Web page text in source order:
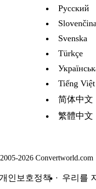
Русский
Slovenčina
Svenska
Türkçe
Tiếng Việt
简体中文
繁體中文
2026 Convertworld.com
인보호정책 우리를